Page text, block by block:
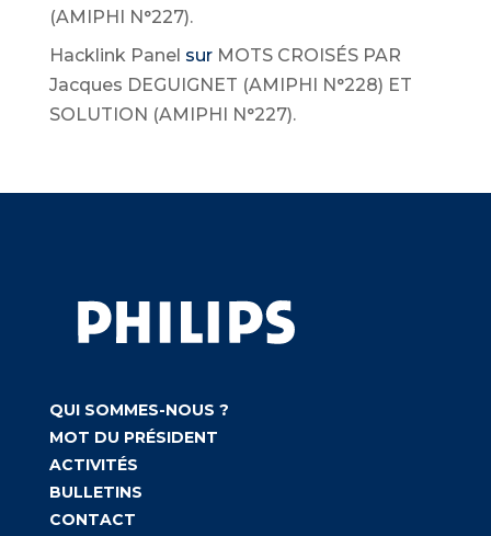
(AMIPHI N°227).
Hacklink Panel sur MOTS CROISÉS PAR
Jacques DEGUIGNET (AMIPHI N°228) ET
SOLUTION (AMIPHI N°227).
QUI SOMMES-NOUS ?
MOT DU PRÉSIDENT
ACTIVITÉS
BULLETINS
CONTACT